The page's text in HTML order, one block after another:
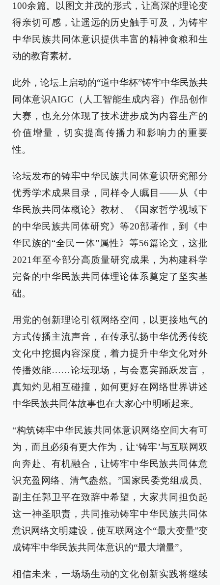
100余篇。以图文并茂的形式，让高深的理论变
得亲切可感，让遥远的历史触手可及，为铸牢
中华民族共同体意识提供丰富的精神食粮和生
动的教育素材。
此外，论坛上启动的“道中华杯”铸牢中华民族共
同体意识AIGC（人工智能生成内容）作品创作
大赛，也充分体现了技术进步成为内容生产的
价值增量，切实提高传播力和影响力的重要
性。
论坛发布的铸牢中华民族共同体意识研究部分
优秀学术成果目录，同样令人瞩目——从《中
华民族共同体概论》教材、《国家哲学视域下
的中华民族共同体研究》等20部著作，到《中
华民族的“全民一体”属性》等56篇论文，这批
2021年至今部分高质量研究成果，为构建科学
完备的中华民族共同体理论体系奠定了坚实基
础。
用党的创新理论引领网络空间，以更接地气的
方式传播主流声音，在传承弘扬中华优秀传统
文化中挖掘内容深度，着力提升中华文化对外
传播效能……论坛现场，与会嘉宾踊跃发言，
真知灼见相互碰撞，如何更好在网络世界讲述
中华民族共同体故事也在大家心中明晰起来。
“构筑铸牢中华民族共同体意识网络空间大有可
为，而且必须有更大作为，让‘铸牢’与互联网双
向奔赴、有机融合，让铸牢中华民族共同体意
识充盈网络、清气盎然。”国家民委党组成员、
副主任郭卫平在致辞中希望，大家共同担负起
这一神圣职责，共同推动铸牢中华民族共同体
意识网络文明建设，使互联网这个“最大变量”变
成铸牢中华民族共同体意识的“最大增量”。
相信未来，一场场生动的文化创新实践将继续